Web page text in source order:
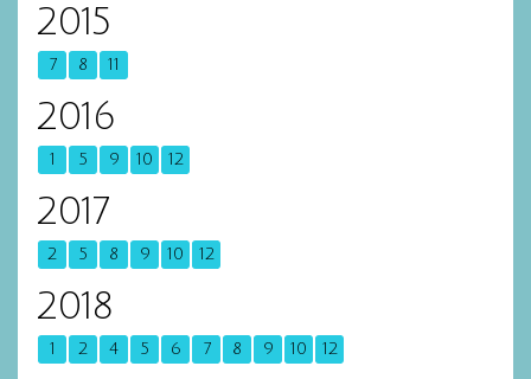
2015
7 8 11
2016
1 5 9 10 12
2017
2 5 8 9 10 12
2018
1 2 4 5 6 7 8 9 10 12